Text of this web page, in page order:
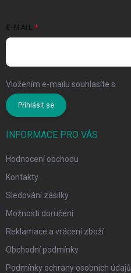
E-MAIL
Vložením e-mailu souhlasíte s
Přihlásit se
INFORMACE PRO VÁS
Hodnocení obchodu
Kontakty
Sledování zásilky
Možnosti doručení
Reklamace a vrácení zboží
Obchodní podmínky
Podmínky ochrany osobních údajů